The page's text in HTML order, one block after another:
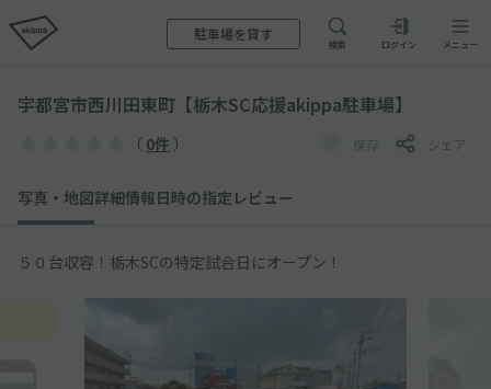
駐車場を貸す
検索 ログイン メニュー
宇都宮市西川田東町【栃木SC応援akippa駐車場】
（ 0件 ） 保存 シェア
写真・地図詳細情報日時の指定 レビュー
５０台収容！栃木SCの特定試合日にオープン！